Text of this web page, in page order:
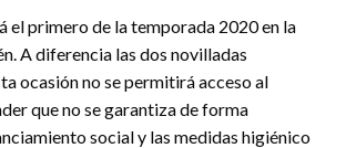
el primero de la temporada 2020 en la
A diferencia las dos novilladas
ocasión no se permitirá acceso al
que no se garantiza de forma
social y las medidas higiénico